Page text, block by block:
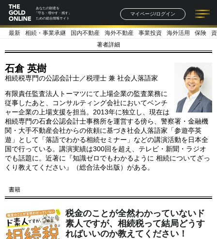
あなたの財産を
「守る・増やす・残す」
ための総合情報サイト
マイページ/ログイン
記事一覧 連載一覧
著者一覧 書籍一覧
最新 相続・事業承継 国内不動産 海外不動産 事業投資 海外活用 保険
著者詳細
石倉 英樹
相続税専門の公認会計士／税理士 兼 社会人落語家
有限責任監査法人トーマツにて上場企業の監査業務に
従事したあと、コンサルティング会社においてベンチ
ャー企業の上場支援を担当。2013年に独立し、現在は
相続専門の石倉公認会計士事務所を運営する傍ら、警察署・金融機
関・大手不動産会社からの依頼に基づき社会人落語家「参遊亭英
遊」として「落語でわかる相続セミナー」などの講演活動を日本全
国で行っている。講演実績は300回を超え、テレビ・新聞・ラジオ
でも話題に。近著に『知識ゼロでもわかるように 相続についてざっ
くり教えてください』（総合法令出版）がある。
書籍
税金のことが全然わかっていないド
素人ですが、相続税って結局どうす
ればいいのか教えてください！